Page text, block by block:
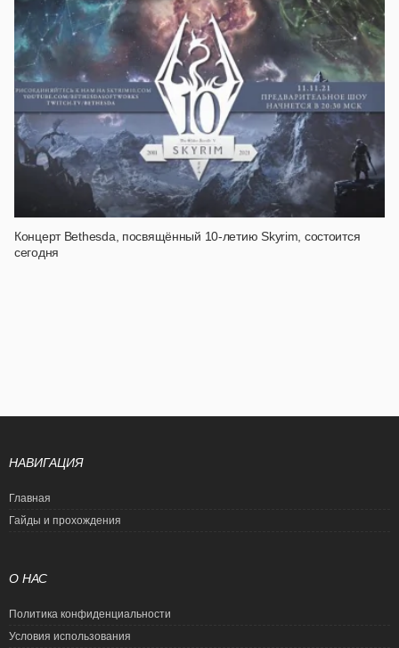
Концерт Bethesda, посвящённый 10-летию Skyrim, состоится
сегодня
НАВИГАЦИЯ
Главная
Гайды и прохождения
О НАС
Политика конфиденциальности
Условия использования